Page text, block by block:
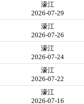
濠江
2026-07-29
濠江
2026-07-26
濠江
2026-07-24
濠江
2026-07-22
濠江
2026-07-16